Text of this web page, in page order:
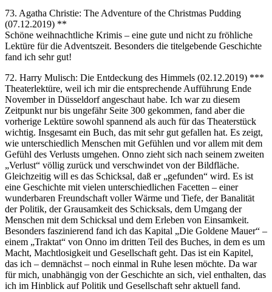
73. Agatha Christie: The Adventure of the Christmas Pudding
(07.12.2019) **
Schöne weihnachtliche Krimis – eine gute und nicht zu fröhliche
Lektüre für die Adventszeit. Besonders die titelgebende Geschichte
fand ich sehr gut!
72. Harry Mulisch: Die Entdeckung des Himmels (02.12.2019) ***
Theaterlektüre, weil ich mir die entsprechende Aufführung Ende
November in Düsseldorf angeschaut habe. Ich war zu diesem
Zeitpunkt nur bis ungefähr Seite 300 gekommen, fand aber die
vorherige Lektüre sowohl spannend als auch für das Theaterstück
wichtig. Insgesamt ein Buch, das mit sehr gut gefallen hat. Es zeigt,
wie unterschiedlich Menschen mit Gefühlen und vor allem mit dem
Gefühl des Verlusts umgehen. Onno zieht sich nach seinem zweiten
„Verlust“ völlig zurück und verschwindet von der Bildfläche.
Gleichzeitig will es das Schicksal, daß er „gefunden“ wird. Es ist
eine Geschichte mit vielen unterschiedlichen Facetten – einer
wunderbaren Freundschaft voller Wärme und Tiefe, der Banalität
der Politik, der Grausamkeit des Schicksals, dem Umgang der
Menschen mit dem Schicksal und dem Erleben von Einsamkeit.
Besonders faszinierend fand ich das Kapital „Die Goldene Mauer“ –
einem „Traktat“ von Onno im dritten Teil des Buches, in dem es um
Macht, Machtlosigkeit und Gesellschaft geht. Das ist ein Kapitel,
das ich – demnächst – noch einmal in Ruhe lesen möchte. Da war
für mich, unabhängig von der Geschichte an sich, viel enthalten, das
ich im Hinblick auf Politik und Gesellschaft sehr aktuell fand.